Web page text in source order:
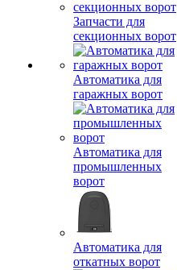
Запчасти для
секционных ворот
Автоматика для
гаражных ворот
Автоматика для
промышленных
ворот
Автоматика для
откатных ворот